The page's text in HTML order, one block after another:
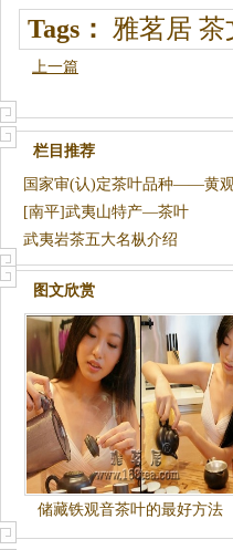
Tags： 雅茗居 茶
上一篇
栏目推荐
国家审(认)定茶叶品种――黄
2号）
[南平]武夷山特产—茶叶
武夷岩茶五大名枞介绍
图文欣赏
储藏铁观音茶叶的最好方法